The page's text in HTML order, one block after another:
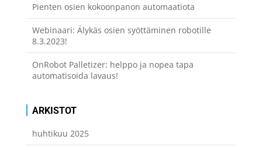
Pienten osien kokoonpanon automaatiota
Webinaari: Älykäs osien syöttäminen robotille
8.3.2023!
OnRobot Palletizer: helppo ja nopea tapa
automatisoida lavaus!
ARKISTOT
huhtikuu 2025